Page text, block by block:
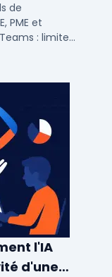
de
PME et
: limites,
choisir.
l'IA
d'une